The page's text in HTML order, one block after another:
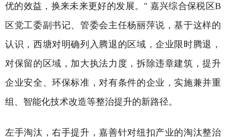
优的效益，换来未来更好的发展。" 嘉兴综合保税区B
区党工委副书记、管委会主任杨丽萍说，基于这样的
认识，西塘对明确列入腾退的区域，企业限时腾退，
对保留的区域，加大执法力度，拆除违章建筑，提升
企业安全、环保标准，对有条件的企业，实施兼并重
组、智能化技术改造等整治提升的新路径。
左手淘汰，右手提升，嘉善针对纽扣产业的淘汰整治